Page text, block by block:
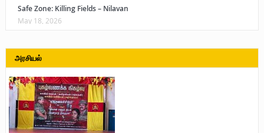
Safe Zone: Killing Fields – Nilavan
May 18, 2026
அரசியல்